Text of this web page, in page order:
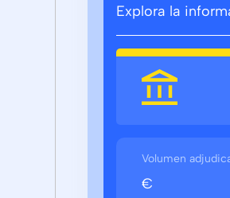
Explora la
Volumen
€